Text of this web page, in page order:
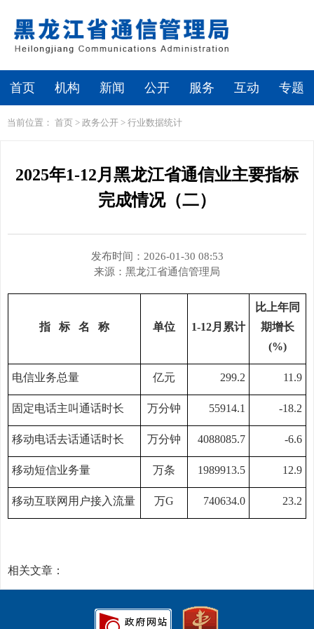
首页 机构 新闻 公开 服务 互动 专题
当前位置： 首页 > 政务公开 > 行业数据统计
2025年1-12月黑龙江省通信业主要指标
完成情况（二）
发布时间：2026-01-30 08:53
来源： 黑龙江省通信管理局
指 标 名 称 单位 1-12月 累计
比上年同
期增长
(%)
电信业务总量 亿元 299.2 11.9
固定电话主叫通话时长 万分钟 55914.1 -18.2
移动电话去话通话时长 万分钟 4088085.7 -6.6
移动短信业务量 万条 1989913.5 12.9
移动互联网用户接入流量 万G 740634.0 23.2
相关文章：